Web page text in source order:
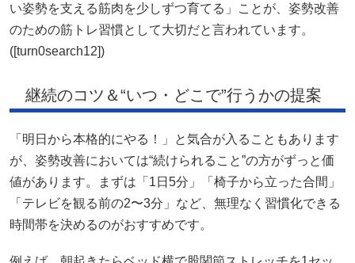
い姿勢を支える筋肉を少しずつ育てる」ことが、姿勢改善
のための筋トレ習慣として大切だと言われています。
([turn0search12])
継続のコツ＆“いつ・どこで”行うかの提案
「明日から本格的にやる！」と気合が入ることもあります
が、姿勢改善においては“続けられること”の方がずっと価
値があります。まずは「1日5分」「椅子から立った合間」
「テレビを観る前の2〜3分」など、無理なく習慣化できる
時間帯を決めるのがおすすめです。